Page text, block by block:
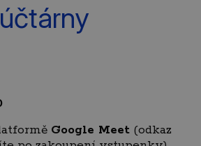
Google Meet (odkaz